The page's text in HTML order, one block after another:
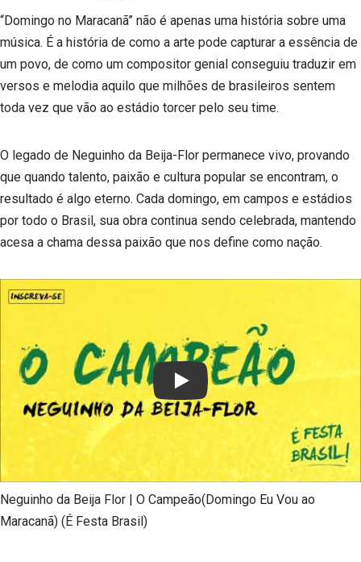
“Domingo no Maracanã” não é apenas uma história sobre uma
música. É a história de como a arte pode capturar a essência de
um povo, de como um compositor genial conseguiu traduzir em
versos e melodia aquilo que milhões de brasileiros sentem
toda vez que vão ao estádio torcer pelo seu time.
O legado de Neguinho da Beija-Flor permanece vivo, provando
que quando talento, paixão e cultura popular se encontram, o
resultado é algo eterno. Cada domingo, em campos e estádios
por todo o Brasil, sua obra continua sendo celebrada, mantendo
acesa a chama dessa paixão que nos define como nação.
Play
Neguinho da Beija Flor | O Campeão(Domingo Eu Vou ao
Maracanã) (É Festa Brasil)